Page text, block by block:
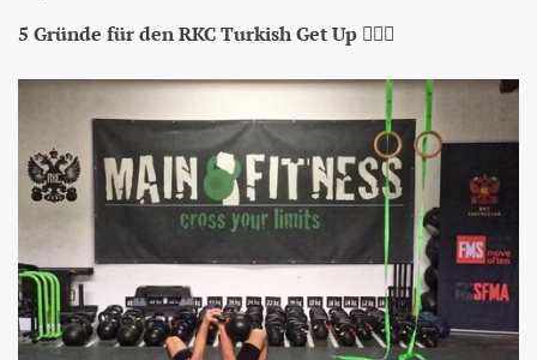
5 Gründe für den RKC Turkish Get Up 🏋🏻‍♀️